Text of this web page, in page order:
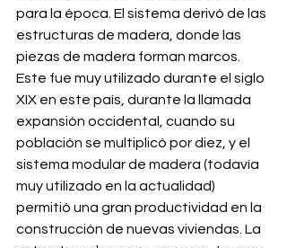
para la época. El sistema derivó de las
estructuras de madera, donde las
piezas de madera forman marcos.
Este fue muy utilizado durante el siglo
XIX en este país, durante la llamada
expansión occidental, cuando su
población se multiplicó por diez, y el
sistema modular de madera (todavía
muy utilizado en la actualidad)
permitió una gran productividad en la
construcción de nuevas viviendas. La